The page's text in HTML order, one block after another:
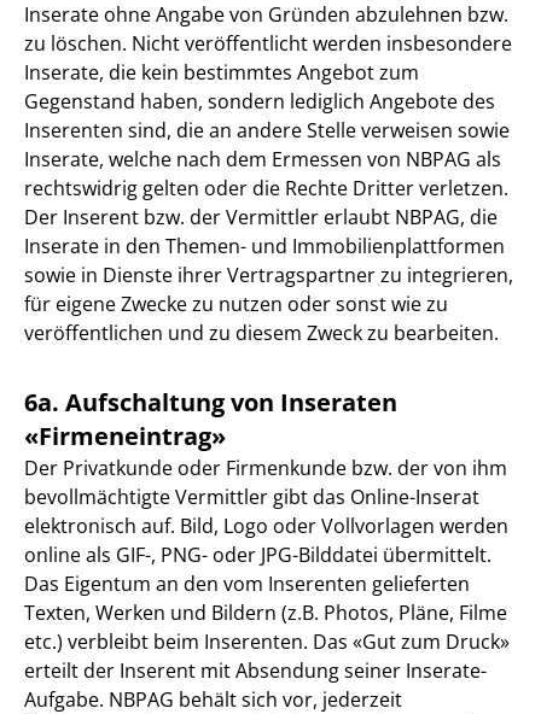
Inserate ohne Angabe von Gründen abzulehnen bzw.
zu löschen. Nicht veröffentlicht werden insbesondere
Inserate, die kein bestimmtes Angebot zum
Gegenstand haben, sondern lediglich Angebote des
Inserenten sind, die an andere Stelle verweisen sowie
Inserate, welche nach dem Ermessen von NBPAG als
rechtswidrig gelten oder die Rechte Dritter verletzen.
Der Inserent bzw. der Vermittler erlaubt NBPAG, die
Inserate in den Themen- und Immobilienplattformen
sowie in Dienste ihrer Vertragspartner zu integrieren,
für eigene Zwecke zu nutzen oder sonst wie zu
veröffentlichen und zu diesem Zweck zu bearbeiten.
6a. Aufschaltung von Inseraten
«Firmeneintrag»
Der Privatkunde oder Firmenkunde bzw. der von ihm
bevollmächtigte Vermittler gibt das Online-Inserat
elektronisch auf. Bild, Logo oder Vollvorlagen werden
online als GIF-, PNG- oder JPG-Bilddatei übermittelt.
Das Eigentum an den vom Inserenten gelieferten
Texten, Werken und Bildern (z.B. Photos, Pläne, Filme
etc.) verbleibt beim Inserenten. Das «Gut zum Druck»
erteilt der Inserent mit Absendung seiner Inserate-
Aufgabe. NBPAG behält sich vor, jederzeit